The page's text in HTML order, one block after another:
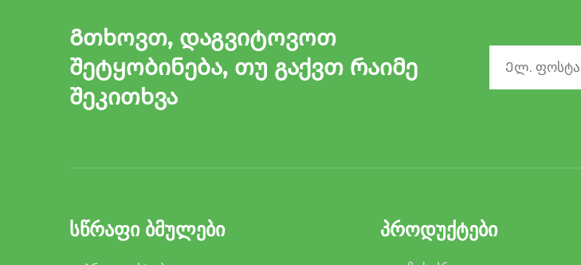
Გთხოვთ, დაგვიტოვოთ
შეტყობინება, თუ გაქვთ რაიმე
შეკითხვა
ᲡᲬᲠᲐᲤᲘ ᲑᲛᲣᲚᲔᲑᲘ ᲞᲠᲝᲓᲣᲥᲢᲔᲑᲘ